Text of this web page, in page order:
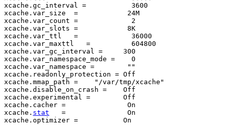
xcache . gc_interval =
3600
xcache . var_size =
            24M
xcache . var_count =
2
xcache . var_slots =
            8K
xcache . var_ttl =
36000
xcache . var_maxttl =
604800
xcache . var_gc_interval =
300
xcache . var_namespace_mode =
0
xcache . var_namespace =
""
xcache . readonly_protection = Off
xcache . mmap_path =
"/var/tmp/xcache"
xcache . disable_on_crash =
    Off
xcache . experimental =
        Off
xcache . cacher =
               On
xcache . stat =
               On
xcache . optimizer =
           On